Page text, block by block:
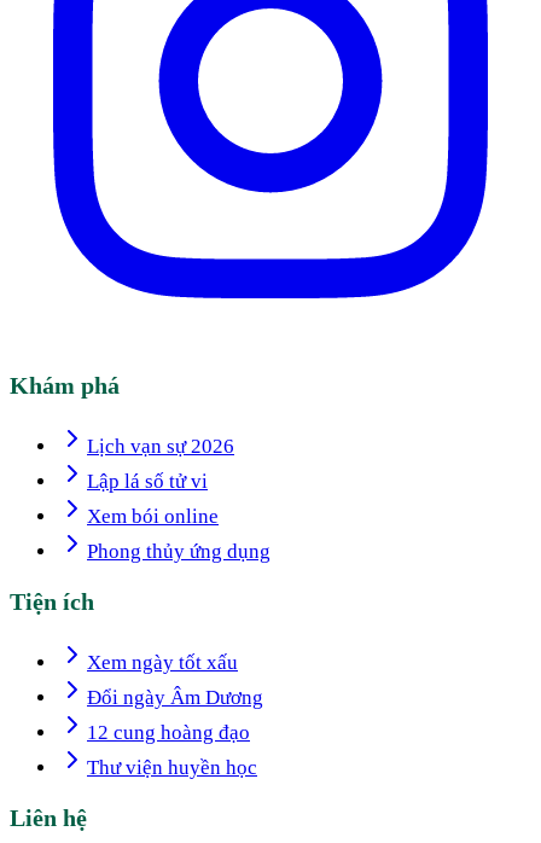
Khám phá
Lịch vạn sự 2026
Lập lá số tử vi
Xem bói online
Phong thủy ứng dụng
Tiện ích
Xem ngày tốt xấu
Đổi ngày Âm Dương
12 cung hoàng đạo
Thư viện huyền học
Liên hệ